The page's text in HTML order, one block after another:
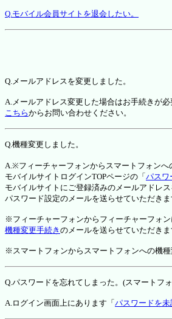
Q.モバイル会員サイトを退会したい。
Q.メールアドレスを変更しました。
A.メールアドレス変更した場合はお手続きが必
こちらからお問い合わせください。
Q.機種変更しました。
A.※フィーチャーフォンからスマートフォンへ
モバイルサイトログインTOPページの「 パスワ
モバイルサイトにご登録済みのメールアドレス
パスワード設定のメールを送らせていただきま
※フィーチャーフォンからフィーチャーフォ
機種変更手続き のメールを送らせていただきま
※スマートフォンからスマートフォンへの機
Q.パスワードを忘れてしまった。(スマートフ
A.ログイン画面上にあります「 パスワードを